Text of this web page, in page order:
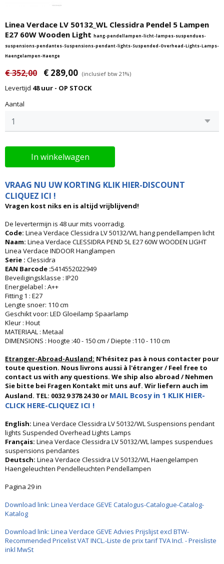
Linea Verdace LV 50132_WL Clessidra Pendel 5 Lampen
E27 60W Wooden Light hang-pendellampen-licht-lampes-suspendues-
suspensions-pendantes-Suspensions-pendant-lights-Suspended-Overhead-Lights-Lamps-
Haengelampen-Haenge
€ 352,00 € 289,00 (inclusief btw 21%)
Levertijd 48 uur - OP STOCK
Aantal
In winkelwagen
VRAAG NU UW KORTING KLIK HIER-DISCOUNT
CLIQUEZ ICI !
Vragen kost niks en is altijd vrijblijvend!
De levertermijn is 48 uur mits voorradig.
Code: Linea Verdace Clessidra LV 50132/WL hang pendellampen licht
Naam: Linea Verdace CLESSIDRA PEND 5L E27 60W WOODEN LIGHT
Linea Verdace INDOOR Hanglampen
Serie : Clessidra
EAN Barcode :5414552022949
Beveiligingsklasse : IP20
Energielabel : A++
Fitting 1 : E27
Lengte snoer: 110 cm
Geschikt voor: LED Gloeilamp Spaarlamp
Kleur : Hout
MATERIAAL : Metaal
DIMENSIONS : Hoogte :40 - 150 cm / Diepte :110 - 110 cm
Etranger-Abroad-Ausland: N'hésitez pas à nous contacter pour
toute question. Nous livrons aussi à l'étranger / Feel free to
contact us with any questions. We ship also abroad / Nehmen
Sie bitte bei Fragen Kontakt mit uns auf. Wir liefern auch im
Ausland. TEL: 0032 9 378 24 30 or MAIL Bcosy in 1 KLIK HIER-
CLICK HERE-CLIQUEZ ICI !
English: Linea Verdace Clessidra LV 50132/WL Suspensions pendant
lights Suspended Overhead Lights Lamps
Français: Linea Verdace Clessidra LV 50132/WL lampes suspendues
suspensions pendantes
Deutsch: Linea Verdace Clessidra LV 50132/WL Haengelampen
Haengeleuchten Pendelleuchten Pendellampen
Pagina 29 in
Download link: Linea Verdace GEVE Catalogus-Catalogue-Catalog-
Katalog
Download link: Linea Verdace GEVE Advies Prijslijst excl BTW-
Recommended Pricelist VAT INCL.-Liste de prix tarif TVA Incl. - Preisliste
inkl MwSt